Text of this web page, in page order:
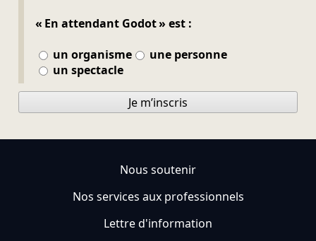
« En attendant Godot » est :
un organisme
une personne
un spectacle
Je m’inscris
Nous soutenir
Nos services aux professionnels
Lettre d'information